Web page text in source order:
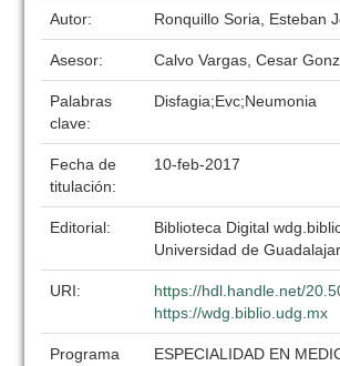
Autor: Ronquillo Soria, Esteban
Asesor: Calvo Vargas, Cesar
Palabras
clave:
Disfagia;Evc;Neumonia
Fecha de
titulación:
10-feb-2017
Editorial:
Biblioteca Digital
Universidad de
URI:
https://hdl.handle.net/
https://wdg.biblio.udg.mx
Programa
ESPECIALIDAD EN